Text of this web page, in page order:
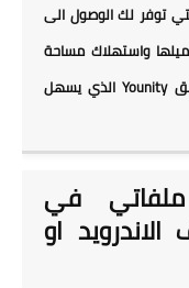
توفر لك الوصول الى
واستهلاك مساحة
الهاتف سنتطرق في هذا الشرح الى تطبيق Younity الذي يسهل
في
او